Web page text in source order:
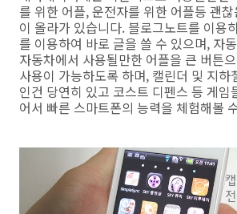
를 위한 어플, 운전자를 위한 어플등 괜
이 올라가 있습니다. 블로그노트를 이용
를 이용하여 바로 글을 쓸 수 있으며, 자
자동차에서 사용될만한 어플을 큰 버튼
사용이 가능하도록 하며, 캘린더 및 지하
인건 당연히 있고 코스트 디펜스 등 게임
어서 빠른 스마트폰의 능력을 체험해볼